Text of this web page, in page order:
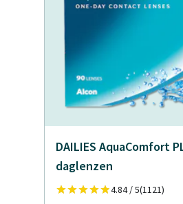
DAILIES AquaComfort
daglenzen
4.84 / 5(1121)